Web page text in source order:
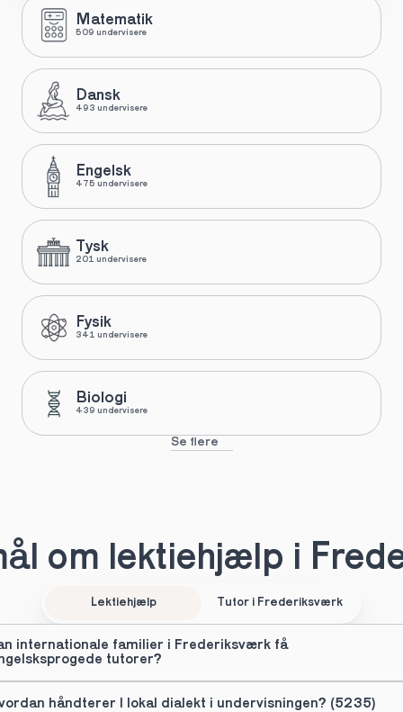
Matematik
509 undervisere
Dansk
493 undervisere
Engelsk
475 undervisere
Tysk
201 undervisere
Fysik
341 undervisere
Biologi
439 undervisere
Se flere
om lektiehjælp i
Lektiehjælp Tutor i Frederiksværk
internationale familier i Frederiksværk få
tutorer?
håndterer I lokal dialekt i undervisningen? (5235)